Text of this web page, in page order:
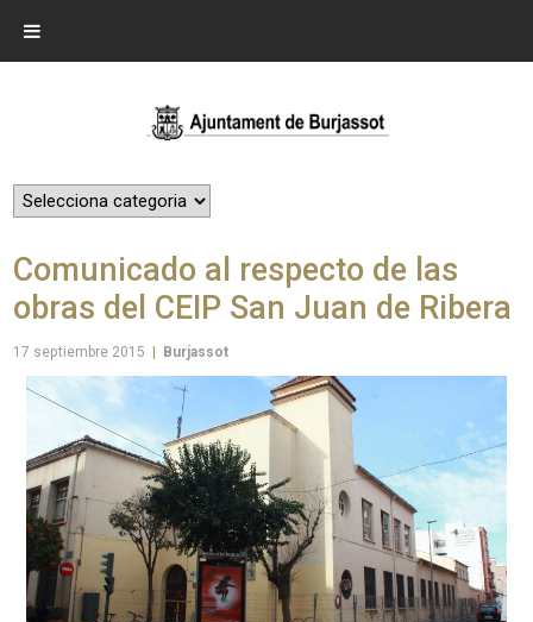
Comunicado al respecto de las
obras del CEIP San Juan de Ribera
17 septiembre 2015 Burjassot